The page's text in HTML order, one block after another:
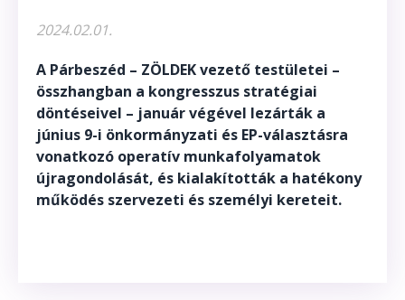
2024.02.01.
A Párbeszéd – ZÖLDEK vezető testületei –
összhangban a kongresszus stratégiai
döntéseivel – január végével lezárták a
június 9-i önkormányzati és EP-választásra
vonatkozó operatív munkafolyamatok
újragondolását, és kialakították a hatékony
működés szervezeti és személyi kereteit.